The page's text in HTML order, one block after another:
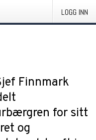
LOGG INN
Finnmark
for sitt
og